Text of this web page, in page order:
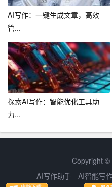
利用 AI 写作助手对这些话
作灵感。
总之，AI 写作助手已经成为
要工具。通过运用这些技巧
助手的作用，为自己的写作
AI写作：一键生成文章，高效
管...
探索AI写作：智能优化工具助
力...
Copyright ©
AI写作助手 - AI智能写